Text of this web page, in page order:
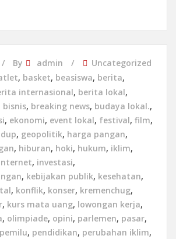
By admin
Uncategorized
, basket, beasiswa, berita,
internasional, berita lokal,
bisnis, breaking news, budaya lokal.,
, ekonomi, event lokal, festival, film,
, geopolitik, harga pangan,
, hiburan, hoki, hukum, iklim,
, investasi,
, kebijakan publik, kesehatan,
, konflik, konser, kremenchug,
, kurs mata uang, lowongan kerja,
, olimpiade, opini, parlemen, pasar,
pemilu, pendidikan, perubahan iklim,